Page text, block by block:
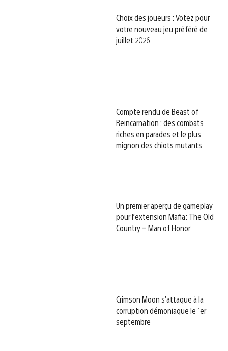
Choix des joueurs : Votez pour
votre nouveau jeu préféré de
juillet 2026
Compte rendu de Beast of
Reincarnation : des combats
riches en parades et le plus
mignon des chiots mutants
Un premier aperçu de gameplay
pour l’extension Mafia: The Old
Country – Man of Honor
Crimson Moon s’attaque à la
corruption démoniaque le 1er
septembre